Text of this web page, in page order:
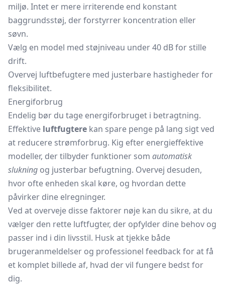
miljø. Intet er mere irriterende end konstant
baggrundsstøj, der forstyrrer koncentration eller
søvn.
Vælg en model med støjniveau under 40 dB for stille
drift.
Overvej luftbefugtere med justerbare hastigheder for
fleksibilitet.
Energiforbrug
Endelig bør du tage energiforbruget i betragtning.
Effektive luftfugtere kan spare penge på lang sigt ved
at reducere strømforbrug. Kig efter energieffektive
modeller, der tilbyder funktioner som automatisk
slukning og justerbar befugtning. Overvej desuden,
hvor ofte enheden skal køre, og hvordan dette
påvirker dine elregninger.
Ved at overveje disse faktorer nøje kan du sikre, at du
vælger den rette luftfugter, der opfylder dine behov og
passer ind i din livsstil. Husk at tjekke både
brugeranmeldelser og professionel feedback for at få
et komplet billede af, hvad der vil fungere bedst for
dig.